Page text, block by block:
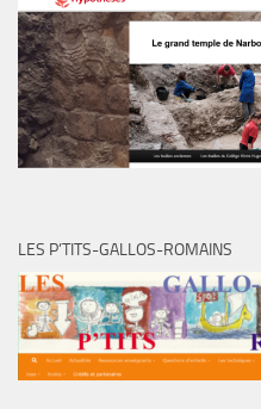
LES P’TITS-GALLOS-ROMAINS